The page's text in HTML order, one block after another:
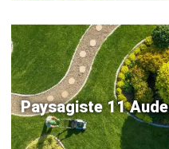
Paysagiste 11 Aude